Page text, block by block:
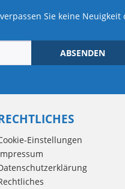
Sie keine Neuigkeit
ABSENDEN
Einstellungen